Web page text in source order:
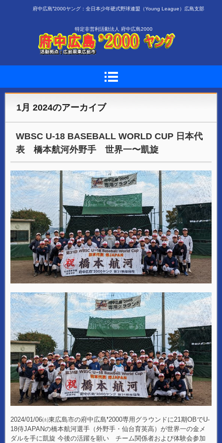
府中広島❜2000ヤング：全日本少年硬式野球連盟（Young League）広島支部
特定非営利活動法人 府中広島2000
1月 2024のアーカイブ
WBSC U-18 BASEBALL WORLD CUP 日本代
表 橋本航河外野手 世界一〜凱旋
2024/01/06㈯東広島市の府中広島❜2000専用グラウンドに21期OBでU-
18侍JAPANの橋本航河選手（外野手・仙台育英高）が世界一の金メ
ダルを手に凱旋 今後の活躍を願い チーム関係者および体験会参加